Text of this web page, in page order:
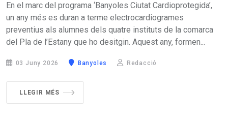
En el marc del programa ‘Banyoles Ciutat Cardioprotegida’,
un any més es duran a terme electrocardiogrames
preventius als alumnes dels quatre instituts de la comarca
del Pla de l’Estany que ho desitgin. Aquest any, formen...
03 Juny 2026 Banyoles Redacció
LLEGIR MÉS